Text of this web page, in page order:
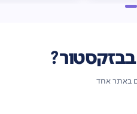
באתר אחד